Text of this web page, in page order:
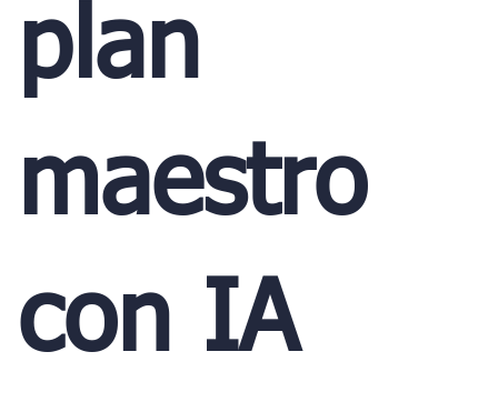
plan
maestro
con IA